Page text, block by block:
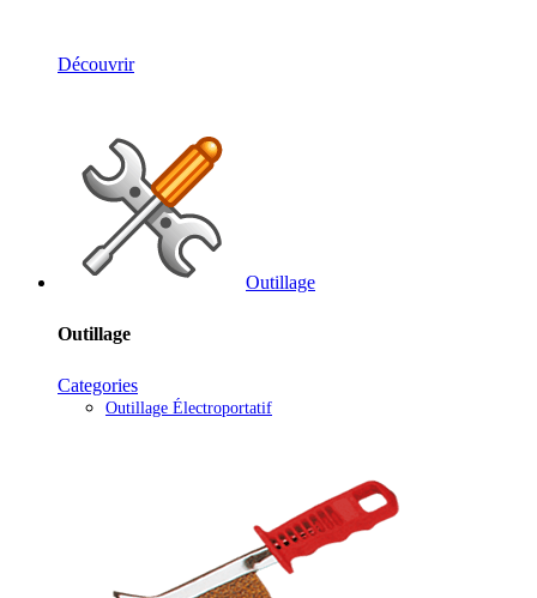
Découvrir
Outillage
Outillage
Categories
Outillage Électroportatif